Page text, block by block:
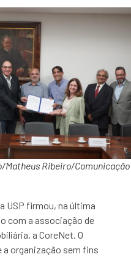
Matheus Ribeiro/Comunicação
USP firmou, na última
com a associação de
a CoreNet. O
a organização sem fins